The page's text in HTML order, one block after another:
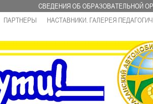
СВЕДЕНИЯ ОБ ОБРАЗОВАТЕЛЬНОЙ
ПАРТНЕРЫ
НАСТАВНИКИ. ГАЛЕРЕЯ